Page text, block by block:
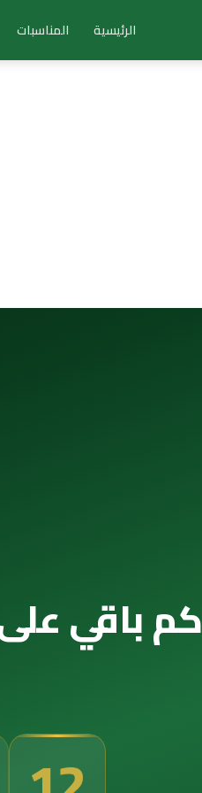
الرئيسية المناسبات
كم باقي على